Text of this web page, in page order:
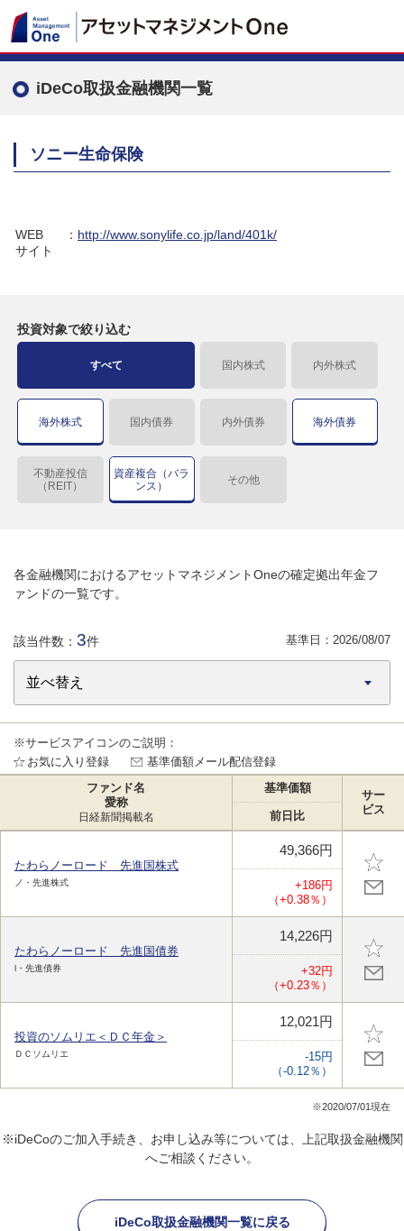
iDeCo取扱金融機関一覧
ソニー生命保険
WEB
サイト
： http://www.sonylife.co.jp/land/401k/
投資対象で絞り込む
すべて 国内株式 内外株式
海外株式 国内債券 内外債券 海外債券
不動産投信
（REIT）
資産複合（バラ
ンス）
その他
各金融機関におけるアセットマネジメントOneの確定拠出年金フ
ァンドの一覧です。
該当件数： 3件 基準日： 2026/08/07
※サービスアイコンのご説明：
お気に入り登録
基準価額メール配信登録
ファンド名
愛称
日経新聞掲載名
基準価額
サー
ビス
前日比
たわらノーロード 先進国株式
ノ・先進株式
49,366円
+186円
（+0.38％）
たわらノーロード 先進国債券
l・先進債券
14,226円
+32円
（+0.23％）
投資のソムリエ＜ＤＣ年金＞
ＤＣソムリエ
12,021円
-15円
（-0.12％）
※2020/07/01現在
※iDeCoのご加入手続き、お申し込み等については、上記取扱金融機関
へご相談ください。
iDeCo取扱金融機関一覧に戻る